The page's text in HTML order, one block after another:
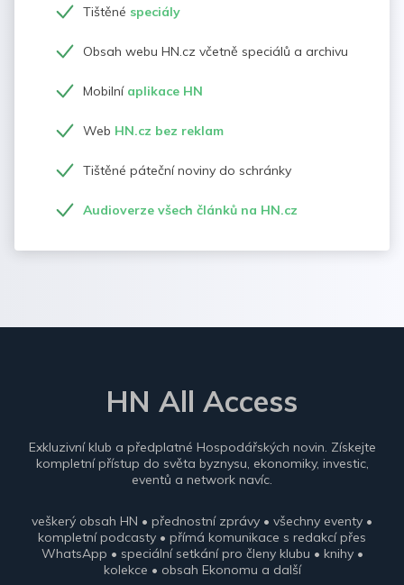
Tištěné speciály
Obsah webu HN.cz včetně speciálů a archivu
Mobilní aplikace HN
Web HN.cz bez reklam
Tištěné páteční noviny do schránky
Audioverze všech článků na HN.cz
HN All Access
Exkluzivní klub a předplatné Hospodářských novin. Získejte
kompletní přístup do světa byznysu, ekonomiky, investic,
eventů a network navíc.
veškerý obsah HN • přednostní zprávy • všechny eventy •
kompletní podcasty • přímá komunikace s redakcí přes
WhatsApp • speciální setkání pro členy klubu • knihy •
kolekce • obsah Ekonomu a další